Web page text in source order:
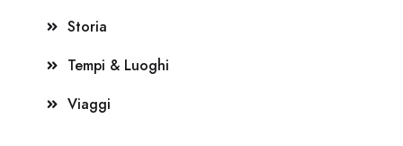
Storia
Tempi & Luoghi
Viaggi